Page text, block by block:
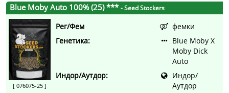
Blue Moby Auto 100% (25) ***- Seed Stockers
[ 076075-25 ]
Рег/Фем
фемки
Генетика:
Blue Moby X
Moby Dick
Auto
Индор/Аутдор:
Индор/
Аутдор